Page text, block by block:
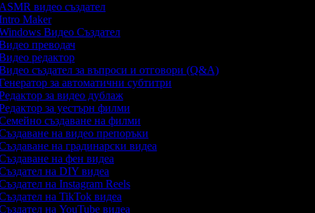
видео създател
Maker
Видео Създател
преводач
редактор
създател за въпроси и отговори (Q&A)
за автоматични субтитри
за видео дублаж
за уестърн филми
създаване на филми
на видео препоръки
на градинарски видеа
на фен видеа
на DIY видеа
на Instagram Reels
на TikTok видеа
на YouTube видеа